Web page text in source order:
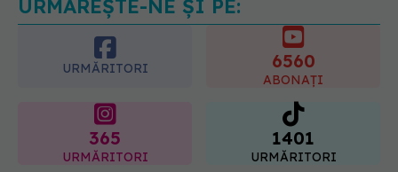
07.08.2026, 11:03
URMĂRITORI 6560
ABONAȚI
URMĂRITORI
1401
URMĂRITORI
ARTICOLE SIMILARE